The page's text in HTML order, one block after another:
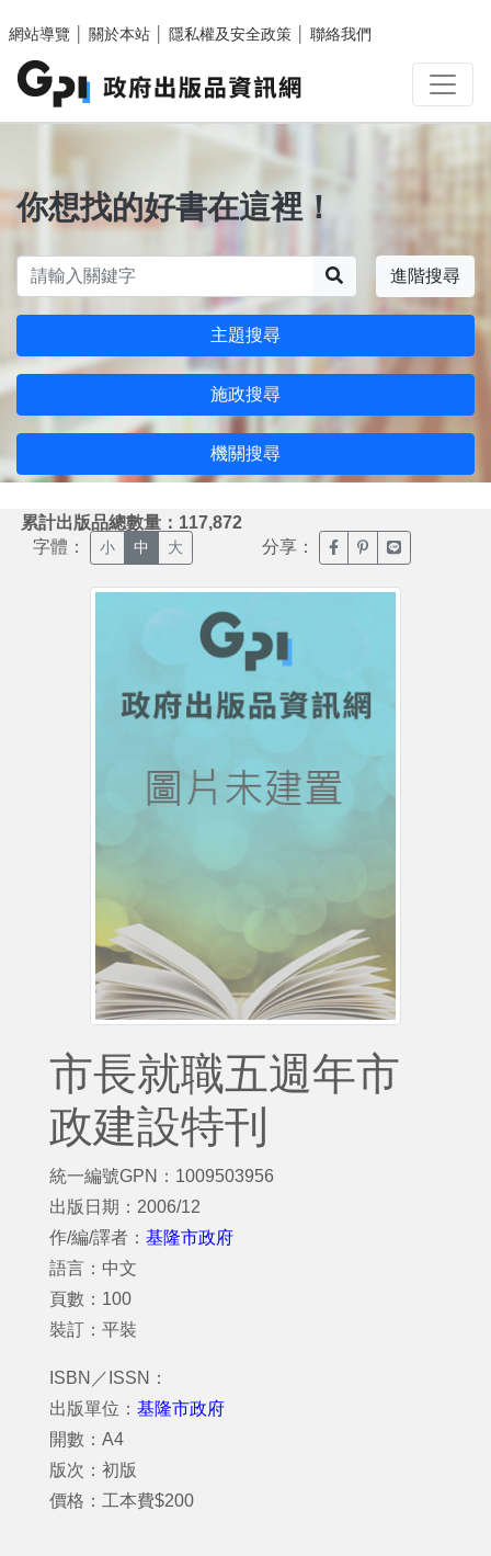
網站導覽
關於本站 隱私權及安全政策 聯絡我們
你想找的好書在這裡！
進階搜尋
主題搜尋
施政搜尋
機關搜尋
累計出版品總數量：117,872
字體： 小 中 大 分享： 臉書分享(另開新視窗)
噗浪分享(另開新
Line分享(另
市長就職五週年市
政建設特刊
統一編號GPN：1009503956
出版日期：2006/12
作/編/譯者： 基隆市政府
語言：中文
頁數：100
裝訂：平裝
ISBN／ISSN：
出版單位： 基隆市政府
開數：A4
版次：初版
價格：工本費$200